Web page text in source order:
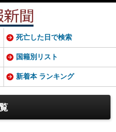
死亡した日で検索
国籍別リスト
新着本 ランキング